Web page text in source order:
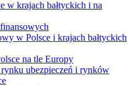
w krajach bałtyckich i na
w Polsce i krajach bałtyckich
na tle Europy
ubezpieczeń i rynków